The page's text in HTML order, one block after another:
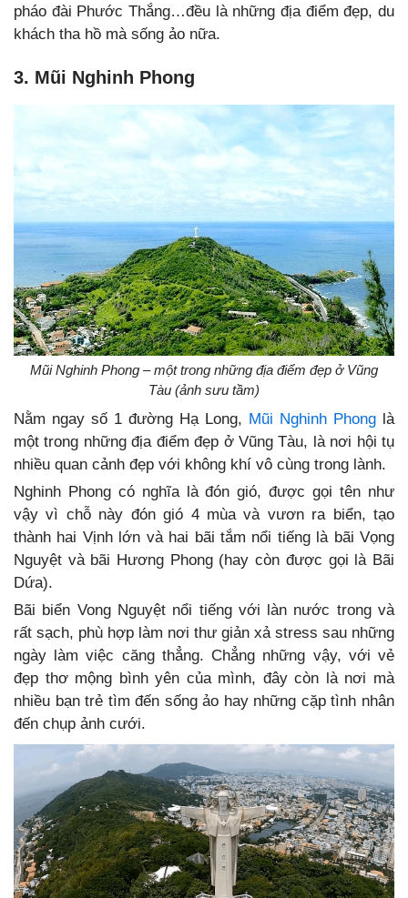
pháo đài Phước Thắng…đều là những địa điểm đẹp, du
khách tha hồ mà sống ảo nữa.
3. Mũi Nghinh Phong
Mũi Nghinh Phong – một trong những địa điểm đẹp ở Vũng
Tàu (ảnh sưu tầm)
Nằm ngay số 1 đường Hạ Long, Mũi Nghinh Phong là
một trong những địa điểm đẹp ở Vũng Tàu, là nơi hội tụ
nhiều quan cảnh đẹp với không khí vô cùng trong lành.
Nghinh Phong có nghĩa là đón gió, được gọi tên như
vậy vì chỗ này đón gió 4 mùa và vươn ra biển, tạo
thành hai Vịnh lớn và hai bãi tắm nổi tiếng là bãi Vọng
Nguyệt và bãi Hương Phong (hay còn được gọi là Bãi
Dứa).
Bãi biển Vong Nguyệt nổi tiếng với làn nước trong và
rất sạch, phù hợp làm nơi thư giản xả stress sau những
ngày làm việc căng thẳng. Chẳng những vậy, với vẻ
đẹp thơ mộng bình yên của mình, đây còn là nơi mà
nhiều bạn trẻ tìm đến sống ảo hay những cặp tình nhân
đến chụp ảnh cưới.